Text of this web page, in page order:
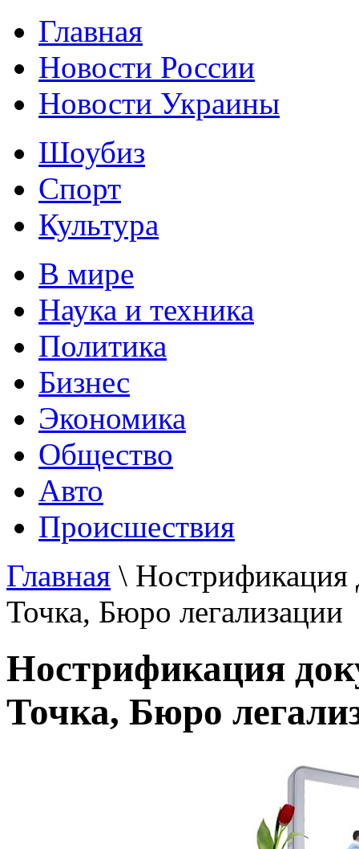
Главная
Новости России
Новости Украины
Шоубиз
Спорт
Культура
В мире
Наука и техника
Политика
Бизнес
Экономика
Общество
Авто
Происшествия
Главная \ Нострификация
Точка, Бюро легализации
Нострификация
Точка, Бюро